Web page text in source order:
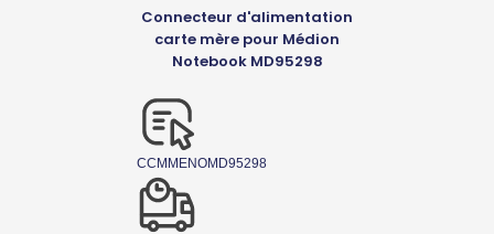
Connecteur d'alimentation
carte mère pour Médion
Notebook MD95298
CCMMENOMD95298